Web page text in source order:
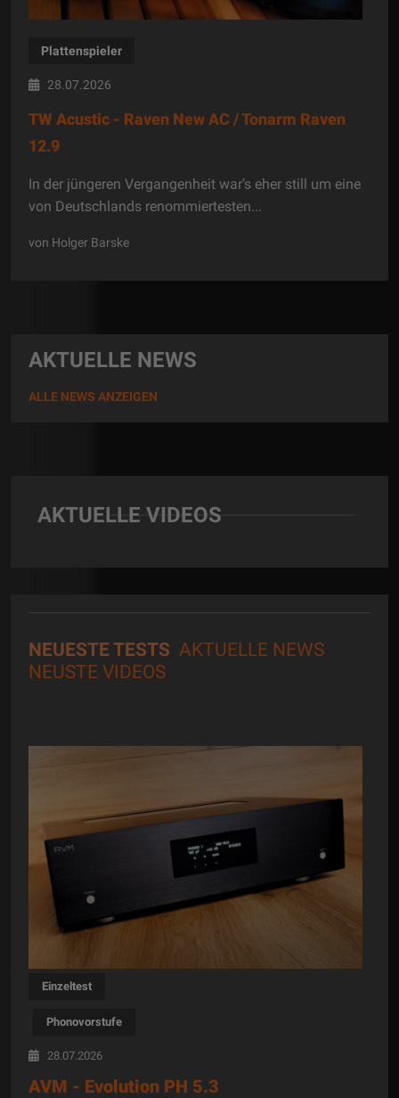
Plattenspieler
28.07.2026
TW Acustic - Raven New AC / Tonarm Raven
12.9
In der jüngeren Vergangenheit war’s eher still um eine
von Deutschlands renommiertesten...
von Holger Barske
AKTUELLE NEWS
ALLE NEWS ANZEIGEN
AKTUELLE VIDEOS
NEUESTE TESTS AKTUELLE NEWS
NEUSTE VIDEOS
Einzeltest
Phonovorstufe
28.07.2026
AVM - Evolution PH 5.3